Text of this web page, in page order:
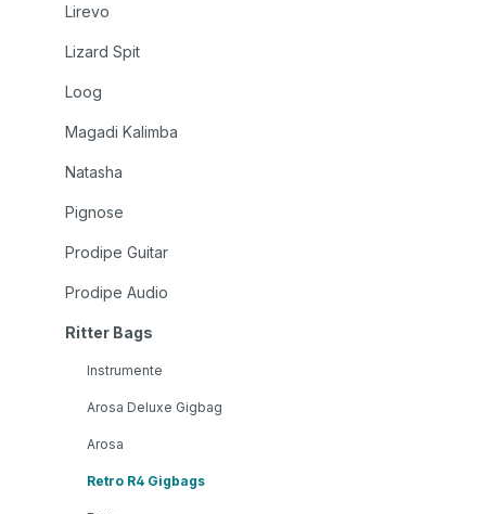
Lirevo
Lizard Spit
Loog
Magadi Kalimba
Natasha
Pignose
Prodipe Guitar
Prodipe Audio
Ritter Bags
Instrumente
Arosa Deluxe Gigbag
Arosa
Retro R4 Gigbags